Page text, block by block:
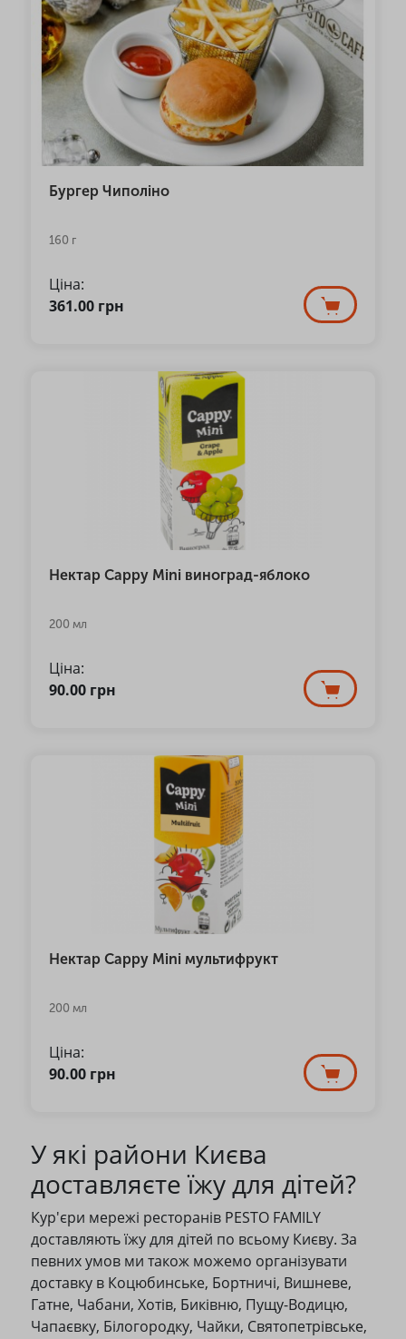
Бургер Чиполіно
160 г
Ціна:
361.00 грн
Нектар Cappy Mini виноград-яблоко
200 мл
Ціна:
90.00 грн
Нектар Cappy Mini мультифрукт
200 мл
Ціна:
90.00 грн
У які райони Києва
доставляєте їжу для дітей?
Кур'єри мережі ресторанів PESTO FAMILY
доставляють їжу для дітей по всьому Києву. За
певних умов ми також можемо організувати
доставку в Коцюбинське, Бортничі, Вишневе,
Гатне, Чабани, Хотів, Биківню, Пущу-Водицю,
Чапаєвку, Білогородку, Чайки, Святопетрівське,